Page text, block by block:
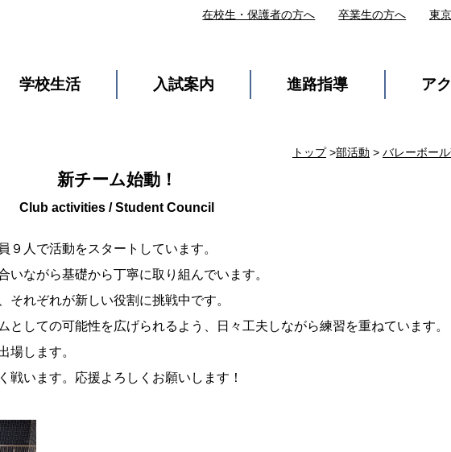
学校生活 入試案内 進路指導 ア
在校生・保護者の方へ 卒業生の方へ 東
トップ>部活動 > バレーボー
新チーム始動！
人で活動をスタートしています。
ながら基礎から丁寧に取り組んでいます。
それぞれが新しい役割に挑戦中です。
しての可能性を広げられるよう、日々工夫しながら練習を重ねています。
場します。
います。応援よろしくお願いします！